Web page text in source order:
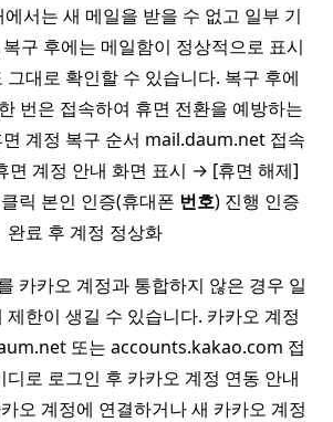
서는 새 메일을 받을 수 없고 일부 기
구 후에는 메일함이 정상적으로 표시
그대로 확인할 수 있습니다. 복구 후에
번은 접속하여 휴면 전환을 예방하는
계정 복구 순서 mail.daum.net 접속
면 계정 안내 화면 표시 → [휴면 해제]
릭 본인 인증(휴대폰 번호) 진행 인증
완료 후 계정 정상화
카카오 계정과 통합하지 않은 경우 일
제한이 생길 수 있습니다. 카카오 계정
또는 accounts.kakao.com 접
디로 로그인 후 카카오 계정 연동 안내
오 계정에 연결하거나 새 카카오 계정